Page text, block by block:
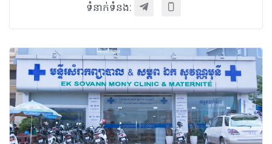
ទំនាក់ទំនង: